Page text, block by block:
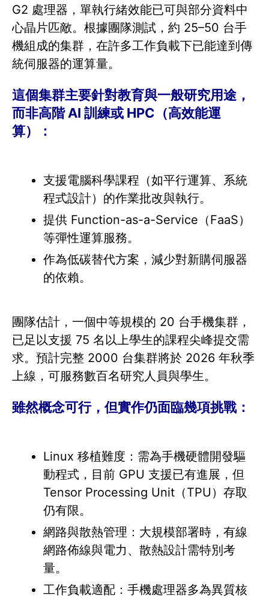
G2 處理器，單執行緒效能已可與部分資料中
心晶片匹敵。根據團隊測試，約 25–50 台手
機組成的集群，在許多工作負載下已能達到傳
統伺服器的運算量。
這個集群主要針對教育與一般研究用途，
而非高階 AI 訓練或 HPC（高效能運
算）：
支援電腦科學課程（如平行運算、系統
程式設計）的作業批改與執行。
提供 Function-as-a-Service（FaaS）
等彈性運算服務。
作為低碳替代方案，減少對新購伺服器
的依賴。
團隊估計，一個中等規模的 20 台手機集群，
已足以支援 75 名以上學生的課程尖峰提交需
求。預計完整 2000 台集群將於 2026 年秋季
上線，可服務數百名研究人員與學生。
雖然概念可行，但實作仍面臨幾項挑戰：
Linux 移植難度：需為手機硬體開發驅
動程式，目前 GPU 支援已有進展，但
Tensor Processing Unit（TPU）存取
仍有限。
網路與散熱管理：大規模部署時，有線
網路佈線與電力、散熱設計需特別考
量。
工作負載適配：手機處理器多為異質核